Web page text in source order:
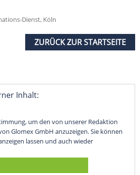
Dienst, Köln
ZURÜCK ZUR STARTSEITE
Inhalt:
um den von unserer Redaktion
Glomex GmbH anzuzeigen. Sie können
lassen und auch wieder